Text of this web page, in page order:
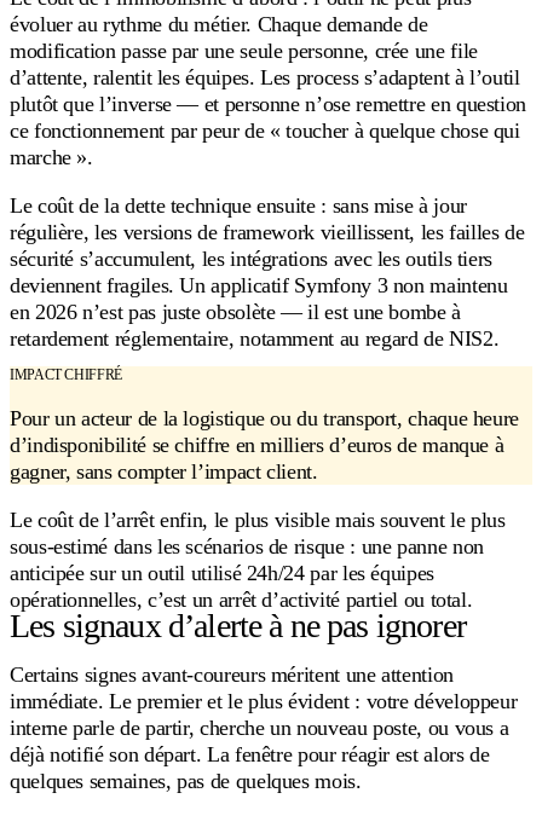
évoluer au rythme du métier. Chaque demande de
modification passe par une seule personne, crée une file
d’attente, ralentit les équipes. Les process s’adaptent à l’outil
plutôt que l’inverse — et personne n’ose remettre en question
ce fonctionnement par peur de « toucher à quelque chose qui
marche ».
Le coût de la dette technique ensuite : sans mise à jour
régulière, les versions de framework vieillissent, les failles de
sécurité s’accumulent, les intégrations avec les outils tiers
deviennent fragiles. Un applicatif Symfony 3 non maintenu
en 2026 n’est pas juste obsolète — il est une bombe à
retardement réglementaire, notamment au regard de NIS2.
IMPACT CHIFFRÉ
Pour un acteur de la logistique ou du transport, chaque heure
d’indisponibilité se chiffre en milliers d’euros de manque à
gagner, sans compter l’impact client.
Le coût de l’arrêt enfin, le plus visible mais souvent le plus
sous-estimé dans les scénarios de risque : une panne non
anticipée sur un outil utilisé 24h/24 par les équipes
opérationnelles, c’est un arrêt d’activité partiel ou total.
Les signaux d’alerte à ne pas ignorer
Certains signes avant-coureurs méritent une attention
immédiate. Le premier et le plus évident : votre développeur
interne parle de partir, cherche un nouveau poste, ou vous a
déjà notifié son départ. La fenêtre pour réagir est alors de
quelques semaines, pas de quelques mois.